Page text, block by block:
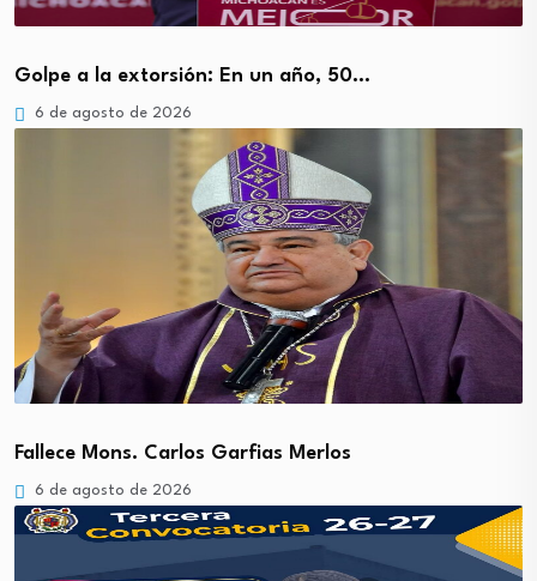
Golpe a la extorsión: En un año, 50…
6 de agosto de 2026
Fallece Mons. Carlos Garfias Merlos
6 de agosto de 2026